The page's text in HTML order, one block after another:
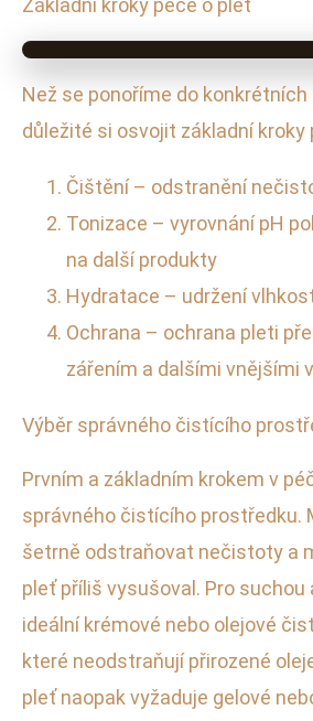
Základní kroky péče o pleť
Než se ponoříme do
důležité si osvojit základní kroky
Čištění – odstranění
Tonizace – vyrovnání pH
na další produkty
Hydratace – udržení
Ochrana – ochrana pleti
zářením a dalšími vnějšími
Výběr správného čistícího
Prvním a základním krokem v
správného čistícího prostředku.
šetrně odstraňovat nečistoty a
pleť příliš vysušoval. Pro
ideální krémové nebo olejové
které neodstraňují přirozené
pleť naopak vyžaduje gelové